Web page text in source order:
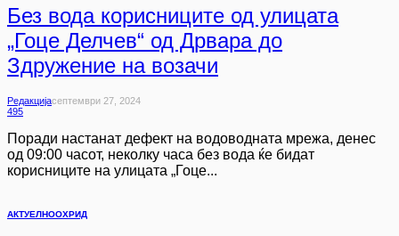
Без вода корисниците од улицата
„Гоце Делчев“ од Дрвара до
Здружение на возачи
РедакцијаСептември 27, 2024
495
Поради настанат дефект на водоводната мрежа, денес
од 09:00 часот, неколку часа без вода ќе бидат
корисниците на улицата „Гоце...
АКТУЕЛНООХРИД